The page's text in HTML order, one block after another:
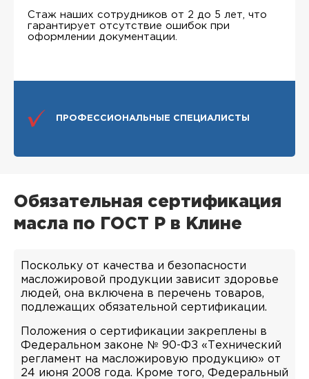
Стаж наших сотрудников от 2 до 5 лет, что
гарантирует отсутствие ошибок при
оформлении документации.
ПРОФЕССИОНАЛЬНЫЕ СПЕЦИАЛИСТЫ
Обязательная сертификация
масла по ГОСТ Р в Клине
Поскольку от качества и безопасности
масложировой продукции зависит здоровье
людей, она включена в перечень товаров,
подлежащих обязательной сертификации.
Положения о сертификации закреплены в
Федеральном законе № 90-ФЗ «Технический
регламент на масложировую продукцию» от
24 июня 2008 года. Кроме того, Федеральный